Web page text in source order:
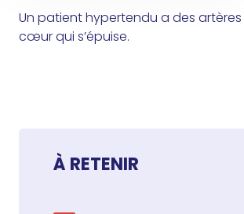
Un patient hypertendu a des
cœur qui s’épuise.
À RETENIR